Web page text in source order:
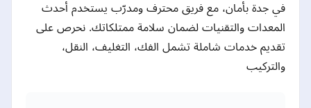
في جدة بأمان، مع فريق محترف ومدرّب يستخدم أحدث
المعدات والتقنيات لضمان سلامة ممتلكاتك. نحرص على
تقديم خدمات شاملة تشمل الفك، التغليف، النقل،
والتركيب